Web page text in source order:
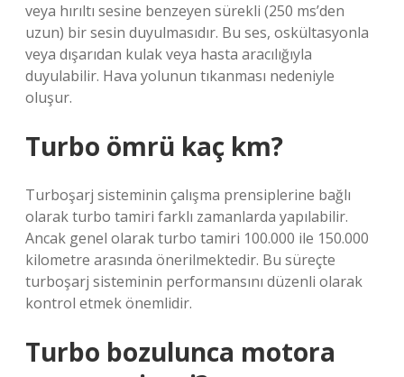
veya hırıltı sesine benzeyen sürekli (250 ms’den
uzun) bir sesin duyulmasıdır. Bu ses, oskültasyonla
veya dışarıdan kulak veya hasta aracılığıyla
duyulabilir. Hava yolunun tıkanması nedeniyle
oluşur.
Turbo ömrü kaç km?
Turboşarj sisteminin çalışma prensiplerine bağlı
olarak turbo tamiri farklı zamanlarda yapılabilir.
Ancak genel olarak turbo tamiri 100.000 ile 150.000
kilometre arasında önerilmektedir. Bu süreçte
turboşarj sisteminin performansını düzenli olarak
kontrol etmek önemlidir.
Turbo bozulunca motora